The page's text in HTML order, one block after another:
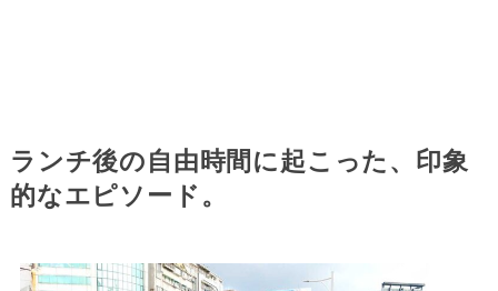
ランチ後の自由時間に起こった、印象
的なエピソード。